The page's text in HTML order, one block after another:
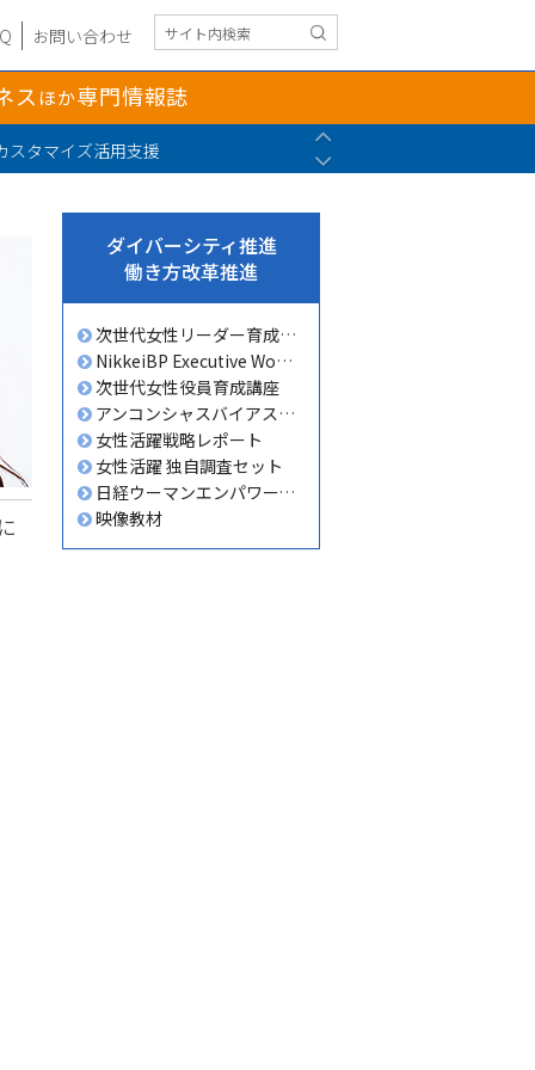
お問い合わせ
スほか専門情報誌
スタマイズ活用支援
Previous
Next
ダイバーシティ推進
働き方改革推進
次世代女性リーダー育成講座
NikkeiBP Executive Women カンファレンス
次世代女性役員育成講座
アンコンシャスバイアス研修
女性活躍戦略レポート
女性活躍 独自調査セット
日経ウーマンエンパワーメントプロジェクト
映像教材